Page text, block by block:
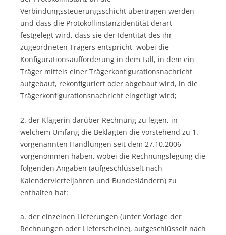
Verbindungssteuerungsschicht übertragen werden
und dass die Protokollinstanzidentität derart
festgelegt wird, dass sie der Identität des ihr
zugeordneten Trägers entspricht, wobei die
Konfigurationsaufforderung in dem Fall, in dem ein
Träger mittels einer Trägerkonfigurationsnachricht
aufgebaut, rekonfiguriert oder abgebaut wird, in die
Trägerkonfigurationsnachricht eingefügt wird;
2. der Klägerin darüber Rechnung zu legen, in
welchem Umfang die Beklagten die vorstehend zu 1.
vorgenannten Handlungen seit dem 27.10.2006
vorgenommen haben, wobei die Rechnungslegung die
folgenden Angaben (aufgeschlüsselt nach
Kalendervierteljahren und Bundesländern) zu
enthalten hat:
a. der einzelnen Lieferungen (unter Vorlage der
Rechnungen oder Lieferscheine), aufgeschlüsselt nach